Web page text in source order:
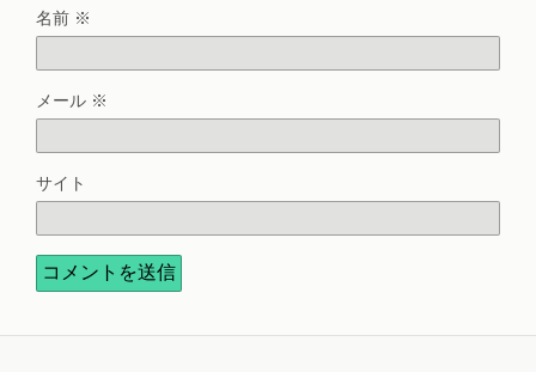
名前 ※
メール ※
サイト